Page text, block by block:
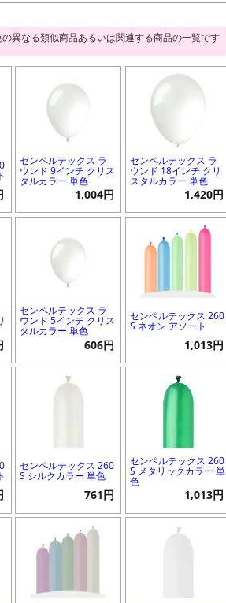
異なる類似商品あるいは関連する商品の一覧です
センペルテックス ラ
ウンド 9インチ クリス
タルカラー 単色
1,004円
センペルテックス ラ
ウンド 18インチ クリ
スタルカラー 単色
1,420円
センペルテックス ラ
ウンド 5インチ クリス
タルカラー 単色
606円
センペルテックス 260
S ネオン アソート
1,013円
センペルテックス 260
S シルクカラー 単色
761円
センペルテックス 260
S メタリックカラー 単
色
1,013円